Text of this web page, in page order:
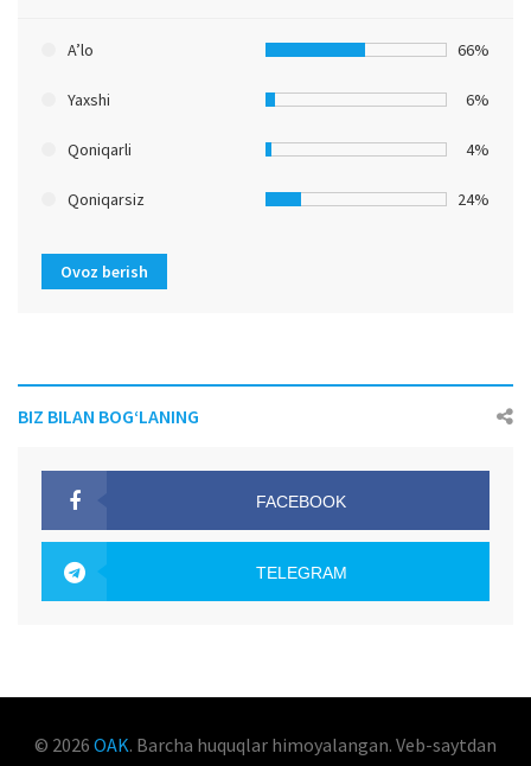
A’lo 66%
Yaxshi 6%
Qoniqarli 4%
Qoniqarsiz 24%
Ovoz berish
BIZ BILAN BOG‘LANING
FACEBOOK
TELEGRAM
© 2026 OAK. Barcha huquqlar himoyalangan. Veb-saytdan